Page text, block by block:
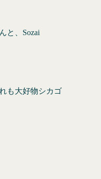
と、Sozai
も大好物シカゴ